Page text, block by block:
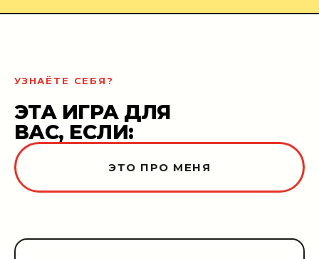
УЗНАЁТЕ СЕБЯ?
ЭТА ИГРА ДЛЯ
ВАС, ЕСЛИ:
ЭТО ПРО МЕНЯ